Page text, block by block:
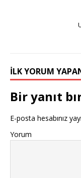
İLK YORUM
Bir yanıt
E-posta hesabınız
Yorum